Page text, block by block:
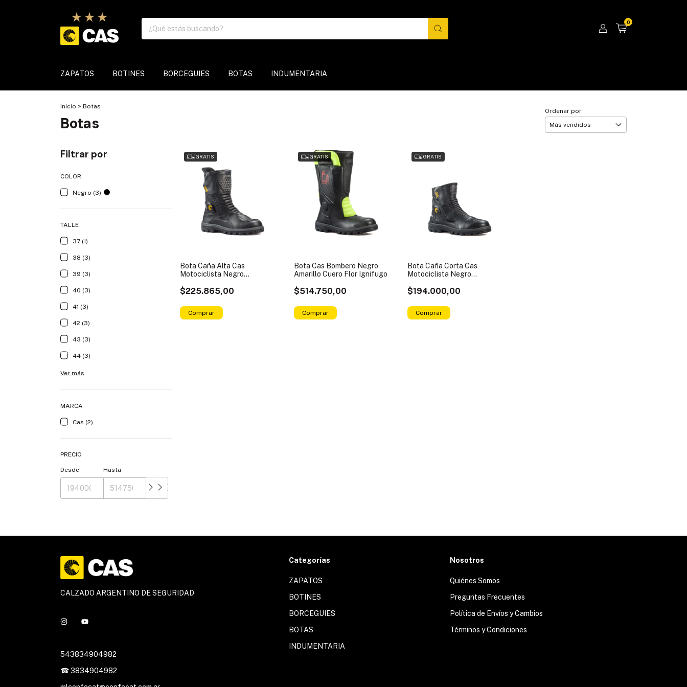
0
ZAPATOS BOTINES BORCEGUIES BOTAS INDUMENTARIA
Inicio > Botas
Botas
Ordenar por
Filtrar por
COLOR
Negro (3)
TALLE
37 (1)
38 (3)
39 (3)
40 (3)
41 (3)
42 (3)
43 (3)
44 (3)
Ver más
MARCA
Cas (2)
PRECIO
Desde Hasta
GRATIS
Bota Caña Alta Cas
Motociclista Negro
$225.865,00
Comprar
GRATIS
Bota Cas Bombero Negro
Amarillo Cuero Flor Ignifugo
$514.750,00
Comprar
GRATIS
Bota Caña Corta Cas
Motociclista Negro
$194.000,00
Comprar
CALZADO ARGENTINO DE SEGURIDAD
543834904982
☎ 3834904982
Categorías
ZAPATOS
BOTINES
BORCEGUIES
BOTAS
INDUMENTARIA
Nosotros
Quiénes Somos
Preguntas Frecuentes
Política de Envíos y Cambios
Términos y Condiciones